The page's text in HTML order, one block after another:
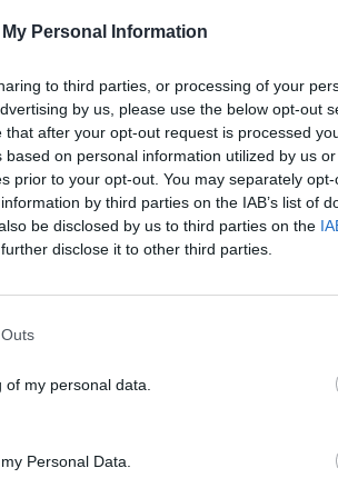
Personal Information
to third parties, or processing of your
by us, please use the below opt-out
after your opt-out request is processed
on personal information utilized by us
prior to your opt-out. You may separately
by third parties on the IAB’s list of
be disclosed by us to third parties on the
disclose it to other third parties.
my personal data.
Personal Data.
(Αμεινίας ο Παλληνεύς)
στονΣχινιάκαι σε ένα
Αμέσως προχώρησαν σε
είχε. Προφανώς και οι